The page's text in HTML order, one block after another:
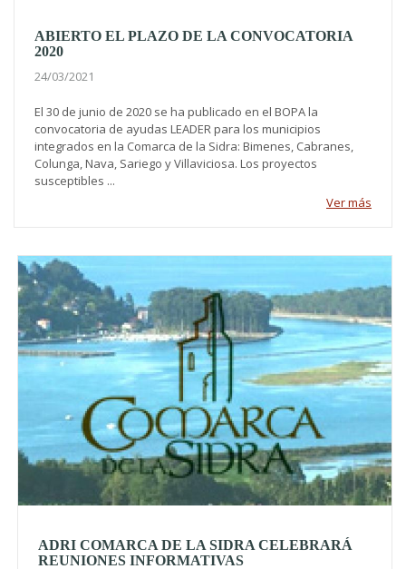
ABIERTO EL PLAZO DE LA CONVOCATORIA
2020
24/03/2021
El 30 de junio de 2020 se ha publicado en el BOPA la
convocatoria de ayudas LEADER para los municipios
integrados en la Comarca de la Sidra: Bimenes, Cabranes,
Colunga, Nava, Sariego y Villaviciosa. Los proyectos
susceptibles ...
Ver más
ADRI COMARCA DE LA SIDRA CELEBRARÁ
REUNIONES INFORMATIVAS